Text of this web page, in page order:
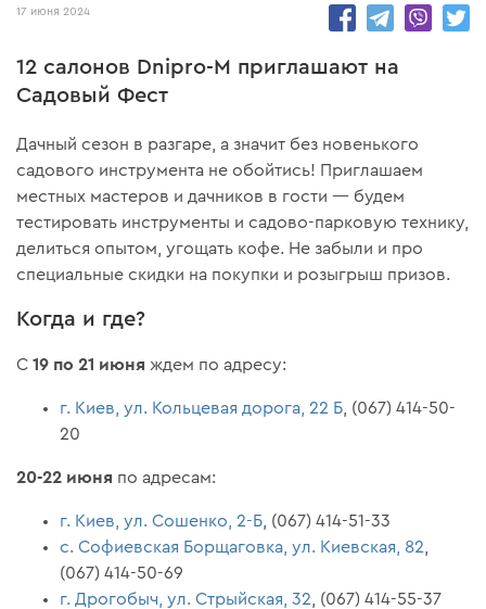
17 июня 2024
12 салонов Dnipro-M приглашают на
Садовый Фест
Дачный сезон в разгаре, а значит без новенького
садового инструмента не обойтись! Приглашаем
местных мастеров и дачников в гости — будем
тестировать инструменты и садово-парковую технику,
делиться опытом, угощать кофе. Не забыли и про
специальные скидки на покупки и розыгрыш призов.
Когда и где?
С19 по 21 июня ждем по адресу:
г. Киев, ул. Кольцевая дорога, 22 Б , (067) 414-50-
20
20-22 июня по адресам:
г. Киев, ул. Сошенко, 2-Б , (067) 414-51-33
с. Софиевская Борщаговка, ул. Киевская, 82
(067) 414-50-69
г. Дрогобыч, ул. Стрыйская, 32 , (067) 414-55-37